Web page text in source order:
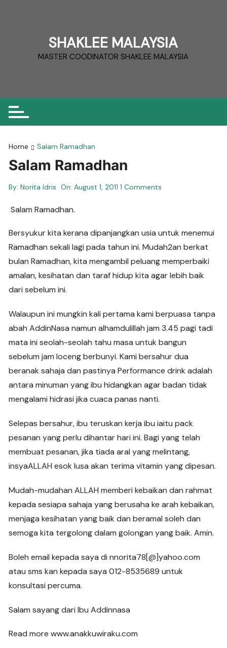
SHAKLEE MALAYSIA
MASTER COODINATOR SHAKLEE MALAYSIA
Home Salam Ramadhan
Salam Ramadhan
By: Norita Idris On:August 1, 2011 1 Comments
Salam Ramadhan.
Bersyukur kita kerana dipanjangkan usia untuk menemui
Ramadhan sekali lagi pada tahun ini. Mudah2an berkat
bulan Ramadhan, kita mengambil peluang memperbaiki
amalan, kesihatan dan taraf hidup kita agar lebih baik
dari sebelum ini.
Walaupun ini mungkin kali pertama kami berpuasa tanpa
abah AddinNasa namun alhamdulillah jam 3.45 pagi tadi
mata ini seolah-seolah tahu masa untuk bangun
sebelum jam loceng berbunyi. Kami bersahur dua
beranak sahaja dan pastinya Performance drink adalah
antara minuman yang ibu hidangkan agar badan tidak
mengalami hidrasi jika cuaca panas nanti.
Selepas bersahur, ibu teruskan kerja ibu iaitu pack
pesanan yang perlu dihantar hari ini. Bagi yang telah
membuat pesanan, jika tiada aral yang melintang,
insyaALLAH esok lusa akan terima vitamin yang dipesan.
Mudah-mudahan ALLAH memberi kebaikan dan rahmat
kepada sesiapa sahaja yang berusaha ke arah kebaikan,
menjaga kesihatan yang baik dan beramal soleh dan
semoga kita tergolong dalam golongan yang baik. Amin.
Boleh email kepada saya di nnorita78[@]yahoo.com
atau sms kan kepada saya 012-8535689 untuk
konsultasi percuma.
Salam sayang dari Ibu Addinnasa
Read more www.anakkuwiraku.com